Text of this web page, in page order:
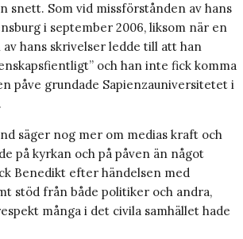
snett. Som vid missförstånden av hans
i september 2006, liksom när en
hans skrivelser ledde till att han
och han inte fick komma
påve grundade Sapienzauniversitetet i
säger nog mer om medias kraft och
på kyrkan och på påven än något
Benedikt efter händelsen med
stöd från både politiker och andra,
många i det civila samhället hade